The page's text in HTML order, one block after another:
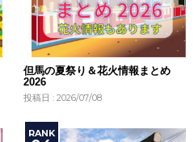
但馬の夏祭り＆花火情報まとめ
2026
投稿日 : 2026/07/08